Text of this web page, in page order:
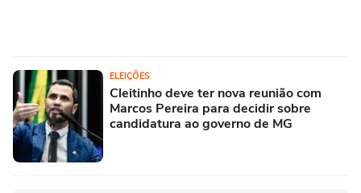
ELEIÇÕES
Cleitinho deve ter nova reunião com
Marcos Pereira para decidir sobre
candidatura ao governo de MG